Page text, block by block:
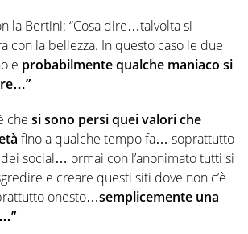
la Bertini: “Cosa dire…talvolta si
con la bellezza. In questo caso le due
e probabilmente qualche maniaco si
che si sono persi quei valori che
fino a qualche tempo fa… soprattutto
social… ormai con l’anonimato tutti si
e creare questi siti dove non c’è
onesto…semplicemente una